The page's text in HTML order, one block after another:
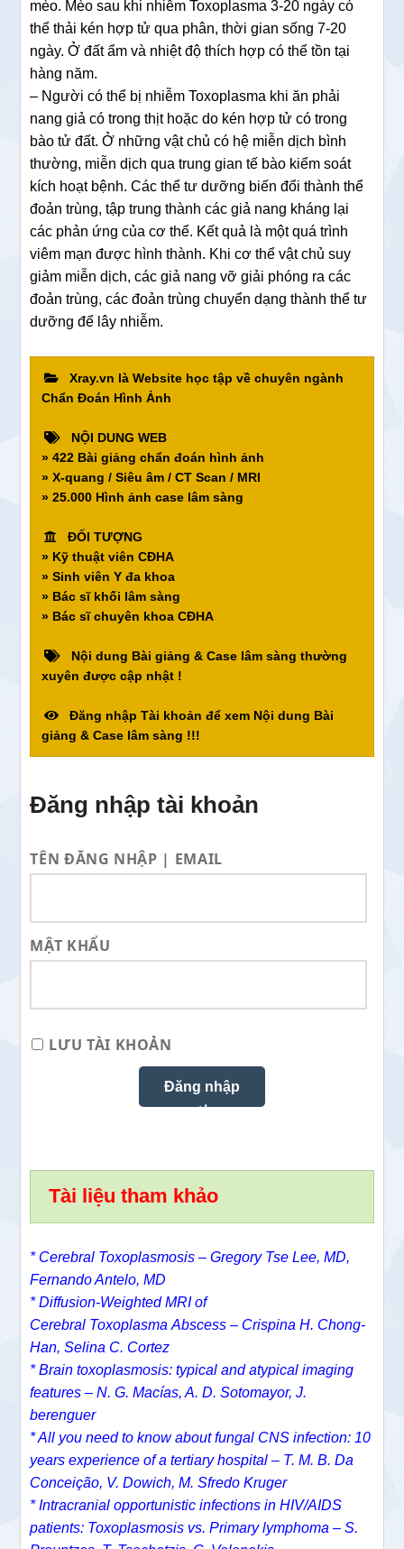
mèo. Mèo sau khi nhiễm Toxoplasma 3-20 ngày có
thể thải kén hợp tử qua phân, thời gian sống 7-20
ngày. Ở đất ẩm và nhiệt độ thích hợp có thể tồn tại
hàng năm.
– Người có thể bị nhiễm Toxoplasma khi ăn phải
nang giả có trong thịt hoặc do kén hợp tử có trong
bào tử đất. Ở những vật chủ có hệ miễn dịch bình
thường, miễn dịch qua trung gian tế bào kiểm soát
kích hoạt bệnh. Các thể tư dưỡng biến đổi thành thể
đoản trùng, tập trung thành các giả nang kháng lại
các phản ứng của cơ thể. Kết quả là một quá trình
viêm mạn được hình thành. Khi cơ thể vật chủ suy
giảm miễn dịch, các giả nang vỡ giải phóng ra các
đoản trùng, các đoản trùng chuyển dạng thành thể tư
dưỡng để lây nhiễm.
Xray.vn là Website học tập về chuyên ngành
Chẩn Đoán Hình Ảnh
NỘI DUNG WEB
» 422 Bài giảng chẩn đoán hình ảnh
» X-quang / Siêu âm / CT Scan / MRI
» 25.000 Hình ảnh case lâm sàng
ĐỐI TƯỢNG
» Kỹ thuật viên CĐHA
» Sinh viên Y đa khoa
» Bác sĩ khối lâm sàng
» Bác sĩ chuyên khoa CĐHA
Nội dung Bài giảng & Case lâm sàng thường
xuyên được cập nhật !
Đăng nhập Tài khoản để xem Nội dung Bài
giảng & Case lâm sàng !!!
Đăng nhập tài khoản
TÊN ĐĂNG NHẬP | EMAIL
MẬT KHẨU
LƯU TÀI KHOẢN
Tài liệu tham khảo
* Cerebral Toxoplasmosis –Gregory Tse Lee, MD,
Fernando Antelo, MD
*Diffusion-Weighted MRI of
Cerebral Toxoplasma Abscess – Crispina H. Chong-
Han,Selina C. Cortez
* Brain toxoplasmosis: typical and atypical imaging
features – N. G. Macías, A. D. Sotomayor, J.
berenguer
* All you need to know about fungal CNS infection: 10
years experience of a tertiary hospital – T. M. B. Da
Conceição, V. Dowich, M. Sfredo Kruger
* Intracranial opportunistic infections in HIV/AIDS
patients: Toxoplasmosis vs. Primary lymphoma – S.